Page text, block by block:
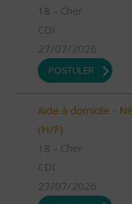
18 - Cher
CDI
27/07/2026
POSTULER
Aide à domicile -
(H/F)
18 - Cher
CDI
27/07/2026